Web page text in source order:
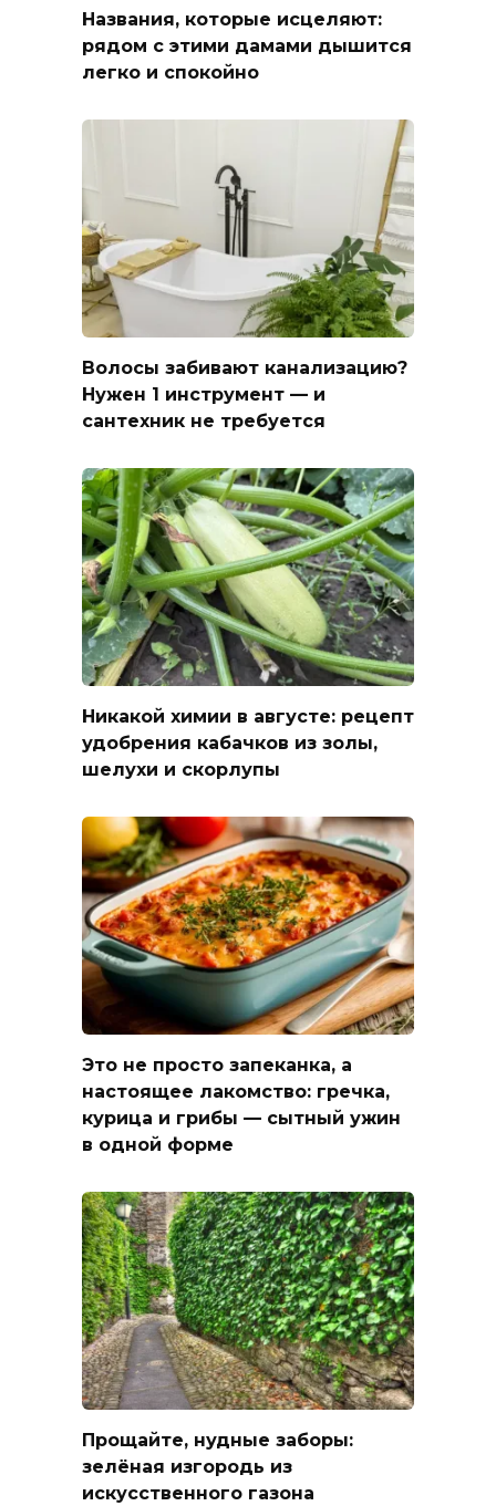
Названия, которые исцеляют:
рядом с этими дамами дышится
легко и спокойно
Волосы забивают канализацию?
Нужен 1 инструмент — и
сантехник не требуется
Никакой химии в августе: рецепт
удобрения кабачков из золы,
шелухи и скорлупы
Это не просто запеканка, а
настоящее лакомство: гречка,
курица и грибы — сытный ужин
в одной форме
Прощайте, нудные заборы:
зелёная изгородь из
искусственного газона